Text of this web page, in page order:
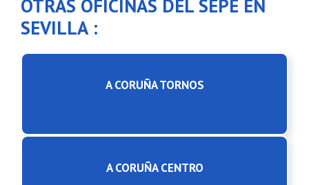
OTRAS OFICINAS DEL SEPE EN
SEVILLA :
A CORUÑA TORNOS
A CORUÑA CENTRO